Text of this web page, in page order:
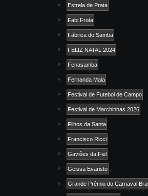
Estrela de Prata
Fabi Frota
Fábrica do Samba
FELIZ NATAL 2024
Fenasamba
Fernanda Maia
Festival de Futebol de Campo
Festival de Marchinhas 2026
Filhos da Santa
Francisco Ricci
Gaviões da Fiel
Geissa Evaristo
Grande Prêmio do Carnaval